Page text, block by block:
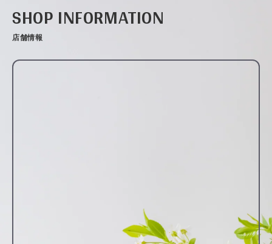
SHOP INFORMATION
店舗情報